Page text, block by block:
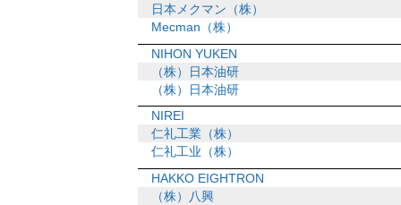
日本メクマン（株）
Mecman（株）
NIHON YUKEN
（株）日本油研
（株）日本油研
NIREI
仁礼工業（株）
仁礼工业（株）
HAKKO EIGHTRON
（株）八興